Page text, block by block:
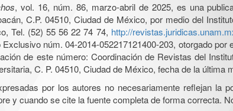
, vol. 16, núm. 86, marzo-abril de 2025, es una
C.P. 04510, Ciudad de México, por medio del
Tel. (52) 55 56 22 74 74, http://
núm. 04-2014-052217121400-203, otorgado
de este número: Coordinación de Revistas del
C. P. 04510, Ciudad de México, fecha de la última
por los autores no necesariamente reflejan la
y cuando se cite la fuente completa de forma correcta.